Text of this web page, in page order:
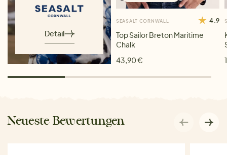
Detail
SEASALT CORNWALL 4.9
Top Sailor Breton Maritime
Chalk
43,90 €
Neueste Bewertungen